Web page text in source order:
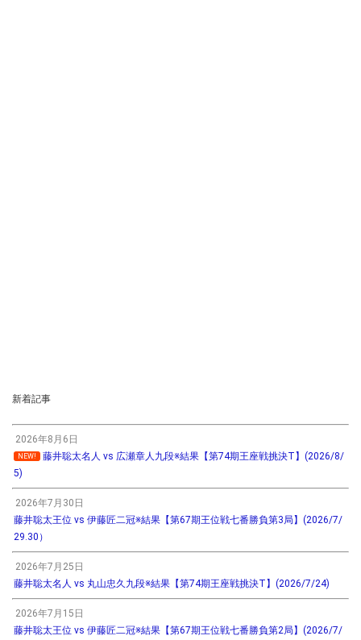
新着記事
2026年8月6日
NEW!
藤井聡太名人 vs 広瀬章人九段※結果【第74期王座戦挑決T】(2026/8/
5)
2026年7月30日
藤井聡太王位 vs 伊藤匠二冠※結果【第67期王位戦七番勝負第3局】(2026/7/
29.30）
2026年7月25日
藤井聡太名人 vs 丸山忠久九段※結果【第74期王座戦挑決T】(2026/7/24)
2026年7月15日
藤井聡太王位 vs 伊藤匠二冠※結果【第67期王位戦七番勝負第2局】(2026/7/